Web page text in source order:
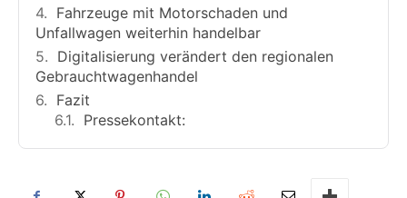
Fahrzeuge mit Motorschaden und
Unfallwagen weiterhin handelbar
Digitalisierung verändert den regionalen
Gebrauchtwagenhandel
Fazit
Pressekontakt: